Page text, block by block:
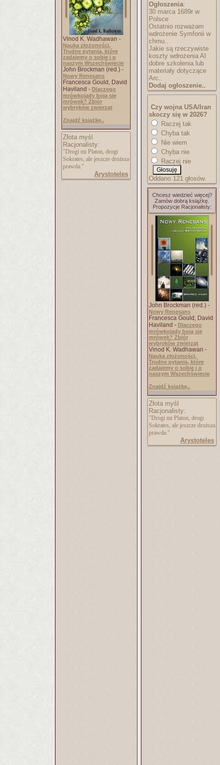
Vinod K. Wadhawan -
Nauka złożoności.
Trudne pytania, które
zadajemy o sobie i o
naszym Wszechświecie
John Brockman (red.) -
Nowy Renesans
Francesca Gould, David
Haviland - Dlaczego
mrówkojady boją się
mrówek? Zbiór
wybryków zwierząt
Znajdź książkę..
Złota myśl
Racjonalisty:
"Drogi mi Platon, drogi
Sokrates, ale jeszcze droższa
prawda."
Arystoteles
Ogłoszenia:
30 marca 1689r w
Polsce
Ostatnio rozważam
wdrożenie Symfonii w
chmu..
Jakie są rzeczywiste
koszty wdrożenia AI
dobre szkolenia lub
materiały dotyczące
Arc..
Dodaj ogłoszenie..
Czy wojna USA/Iran
skoczy się w 2026?
Raczej tak
Chyba tak
Nie wiem
Chyba nie
Raczej nie
Oddano 121 głosów.
Chcesz wiedzieć więcej?
Zamów dobrą książkę.
Propozycje Racjonalisty:
John Brockman (red.) -
Nowy Renesans
Francesca Gould, David
Haviland - Dlaczego
mrówkojady boją się
mrówek? Zbiór
wybryków zwierząt
Vinod K. Wadhawan -
Nauka złożoności.
Trudne pytania, które
zadajemy o sobie i o
naszym Wszechświecie
Znajdź książkę..
Złota myśl
Racjonalisty:
"Drogi mi Platon, drogi
Sokrates, ale jeszcze droższa
prawda."
Arystoteles